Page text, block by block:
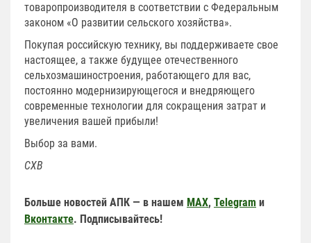
товаропроизводителя в соответствии с Федеральным
законом «О развитии сельского хозяйства».
Покупая российскую технику, вы поддерживаете свое
настоящее, а также будущее отечественного
сельхозмашиностроения, работающего для вас,
постоянно модернизирующегося и внедряющего
современные технологии для сокращения затрат и
увеличения вашей прибыли!
Выбор за вами.
СХВ
Больше новостей АПК — в нашем MAX, Telegram и
Вконтакте. Подписывайтесь!